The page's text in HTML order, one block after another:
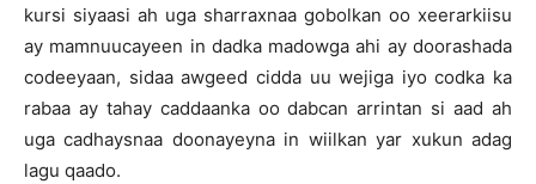
kursi siyaasi ah uga sharraxnaa gobolkan oo xeerarkiisu
ay mamnuucayeen in dadka madowga ahi ay doorashada
codeeyaan, sidaa awgeed cidda uu wejiga iyo codka ka
rabaa ay tahay caddaanka oo dabcan arrintan si aad ah
uga cadhaysnaa doonayeyna in wiilkan yar xukun adag
lagu qaado.